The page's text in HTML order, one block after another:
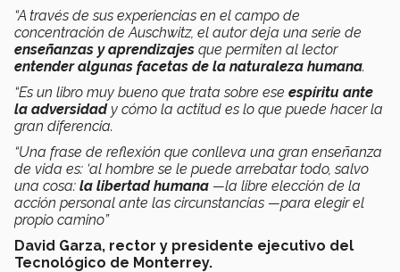
“A través de sus experiencias en el campo de
concentración de Auschwitz, el autor deja una serie de
enseñanzas y aprendizajes que permiten al lector
entender algunas facetas de la naturaleza humana.
“Es un libro muy bueno que trata sobre ese espíritu ante
la adversidad y cómo la actitud es lo que puede hacer la
gran diferencia.
“Una frase de reflexión que conlleva una gran enseñanza
de vida es: ‘al hombre se le puede arrebatar todo, salvo
una cosa: la libertad humana —la libre elección de la
acción personal ante las circunstancias —para elegir el
propio camino”
David Garza, rector y presidente ejecutivo del
Tecnológico de Monterrey.